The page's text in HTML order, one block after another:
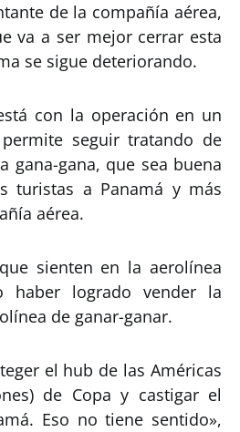
de la compañía aérea,
va a ser mejor cerrar esta
se sigue deteriorando.
con la operación en un
seguir tratando de
gana-gana, que sea buena
turistas a Panamá y más
aérea.
sienten en la aerolínea
haber logrado vender la
de ganar-ganar.
el hub de las Américas
de Copa y castigar el
Eso no tiene sentido»,